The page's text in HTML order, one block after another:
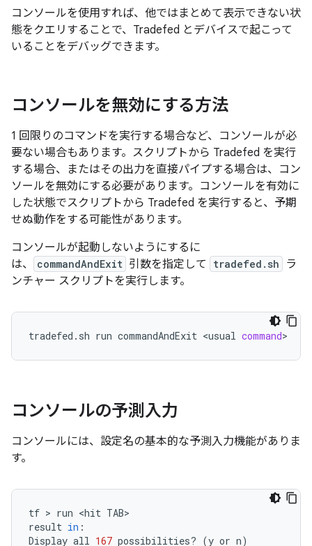
コンソールを使用すれば、他ではまとめて表示できない状
態をクエリすることで、Tradefed とデバイスで起こって
いることをデバッグできます。
コンソールを無効にする方法
1 回限りのコマンドを実行する場合など、コンソールが必
要ない場合もあります。スクリプトから Tradefed を実行
する場合、またはその出力を直接パイプする場合は、コン
ソールを無効にする必要があります。コンソールを有効に
した状態でスクリプトから Tradefed を実行すると、予期
せぬ動作をする可能性があります。
コンソールが起動しないようにするに
は、
commandAndExit 引数を指定して tradefed.sh
ラ
ンチャー スクリプトを実行します。
tradefed.sh run commandAndExit <usual command
コンソールの予測入力
コンソールには、設定名の基本的な予測入力機能がありま
す。
tf > run <hit TAB>
result in :
Display all 167 possibilities? (y or n)